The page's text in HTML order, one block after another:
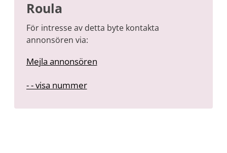
Roula
För intresse av detta byte kontakta
annonsören via:
Mejla annonsören
-
- - visa nummer